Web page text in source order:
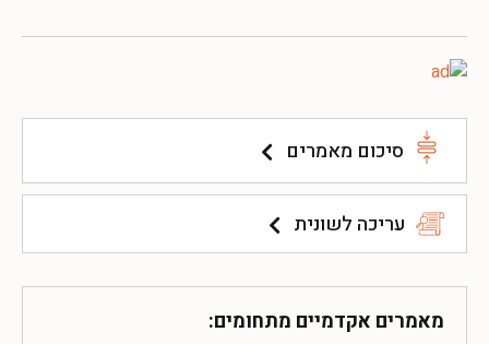
סיכום מאמרים
עריכה לשונית
מאמרים אקדמיים מתחומים: